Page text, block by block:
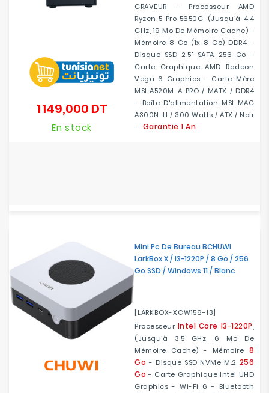
GRAVEUR - Processeur AMD
Ryzen 5 Pro 5650G, (jusqu'à 4.4
GHz, 19 Mo De Mémoire Cache) -
Mémoire 8 Go (1x 8 Go) DDR4 -
Disque SSD 2.5" SATA 256 Go -
Carte Graphique AMD Radeon
Vega 6 Graphics - Carte Mère
MSI A520M-A PRO / MATX / DDR4
- Boîte D'alimentation MSI MAG
A300N-H / 300 Watts / ATX / Noir
- Garantie 1 An
1 149,000 DTPrix
En stock
Mini Pc De Bureau BCHUWI
LarkBox X / I3-1220P / 8 Go / 256
Go SSD / Windows 11 / Blanc
[LARKBOX-XCW156-I3]
Processeur Intel Core I3-1220P
(jusqu'à 3.5 GHz, 6 Mo De
Mémoire Cache) - Mémoire 8
Go - Disque SSD NVMe M.2 256
Go - Carte Graphique Intel UHD
Graphics - Wi-Fi 6 - Bluetooth